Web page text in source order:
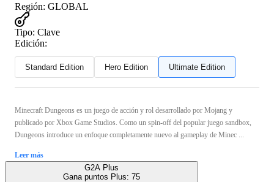
Región: GLOBAL
Tipo: Clave
Edición:
Standard Edition Hero Edition Ultimate Edition
Minecraft Dungeons es un juego de acción y rol desarrollado por Mojang y
publicado por Xbox Game Studios. Como un spin-off del popular juego sandbox,
Dungeons introduce un enfoque completamente nuevo al gameplay de Minec ...
Leer más
G2A Plus
Gana puntos Plus: 75